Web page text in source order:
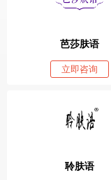
芭莎肤语
立即咨询
聆肤语